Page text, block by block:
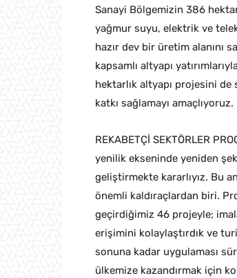
Sanayi Bölgemizin 386
yağmur suyu, elektrik ve
hazır dev bir üretim alanını
kapsamlı altyapı
hektarlık altyapı projesini
katkı sağlamayı amaçlıyoruz.
REKABETÇİ SEKTÖRLER
yenilik ekseninde yeniden
geliştirmekte kararlıyız. Bu
önemli kaldıraçlardan biri.
geçirdiğimiz 46 projeyle;
erişimini kolaylaştırdık ve
sonuna kadar uygulaması
ülkemize kazandırmak için